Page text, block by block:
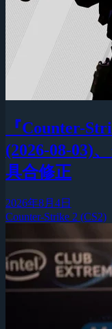
『Counter-
(2026-08-03)
具合修正
2026年8月4日
Counter-Strike 2 (CS2)